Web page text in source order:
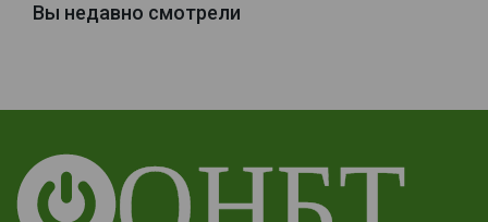
Вы недавно смотрели